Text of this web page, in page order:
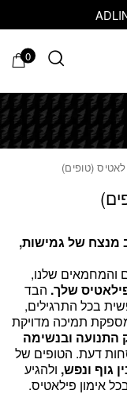
0
(טופים)
מנצח של גמישות,
והמחמאים שלנו,
שלך. הבד
בכל התרגילים,
תמיכה מדויקת
התנועה ובנשימה
דעת. הטופים של
גוף ונפש, ולהגיע
אימון פילאטיס.